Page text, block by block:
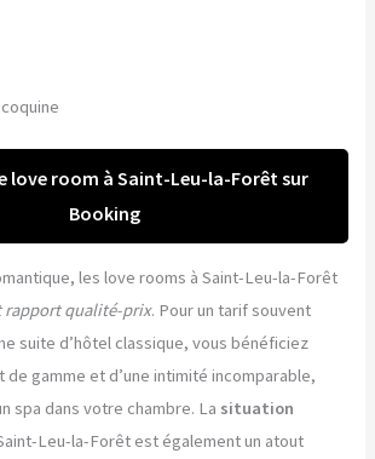
love room à Saint-Leu-la-Forêt sur
Booking
les love rooms à Saint-Leu-la-Forêt
rapport qualité-prix. Pour un tarif souvent
suite d’hôtel classique, vous bénéficiez
de gamme et d’une intimité incomparable,
spa dans votre chambre. La situation
Leu-la-Forêt est également un atout